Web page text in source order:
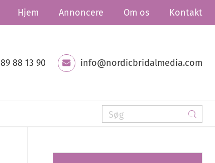
Hjem Annoncere Om os Kontakt
89 88 13 90 info@nordicbridalmedia.com